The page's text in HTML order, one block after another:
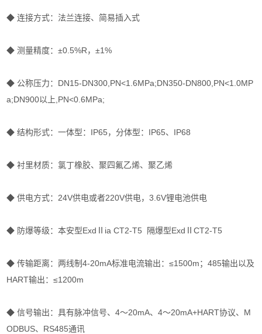
◆ 连接方式：法兰连接、简易插入式
◆ 测量精度：±0.5%R，±1%
◆ 公称压力：DN15-DN300,PN<1.6MPa;DN350-DN800,PN<1.0MP
a;DN900以上,PN<0.6MPa;
◆ 结构形式：一体型：IP65，分体型：IP65、IP68
◆ 衬里材质：氯丁橡胶、聚四氟乙烯、聚乙烯
◆ 供电方式：24V供电或者220V供电，3.6V锂电池供电
◆ 防爆等级：本安型ExdⅡia CT2-T5 隔爆型ExdⅡCT2-T5
◆ 传输距离：两线制4-20mA标准电流输出：≤1500m；485输出以及
HART输出：≤1200m
◆ 信号输出：具有脉冲信号、4～20mA、4～20mA+HART协议、M
ODBUS、RS485通讯